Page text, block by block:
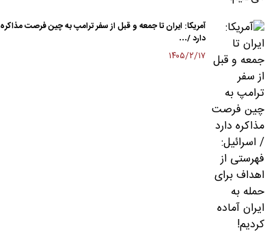
آمریکا: ایران تا جمعه و قبل از سفر ترامپ به چین فرصت مذاکره
دارد /…
۱۴۰۵/۲/۱۷